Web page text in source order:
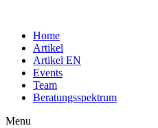
Home
Artikel
Artikel EN
Events
Team
Beratungsspektrum
Menu